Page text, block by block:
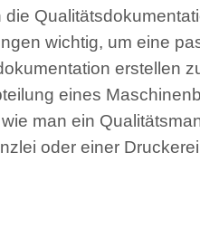
wichtig, um eine
erstellen
eines
man ein
oder einer